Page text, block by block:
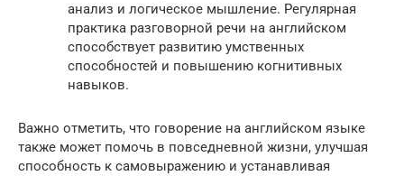
анализ и логическое мышление. Регулярная
практика разговорной речи на английском
способствует развитию умственных
способностей и повышению когнитивных
навыков.
Важно отметить, что говорение на английском языке
также может помочь в повседневной жизни, улучшая
способность к самовыражению и устанавливая